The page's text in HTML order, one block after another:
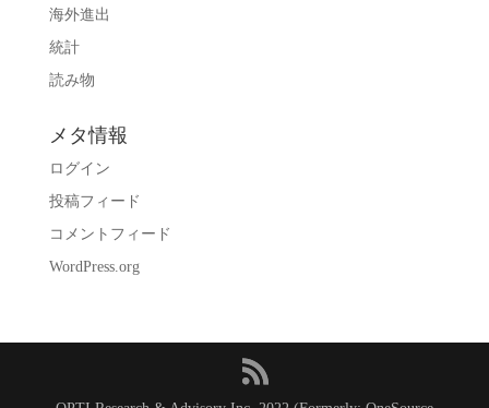
海外進出
統計
読み物
メタ情報
ログイン
投稿フィード
コメントフィード
WordPress.org